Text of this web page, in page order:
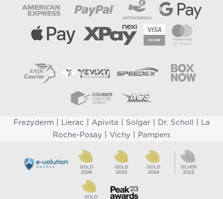
Frezyderm Lierac Apivita Solgar| Dr. Scholl
La
Roche-Posay
Vichy Pampers